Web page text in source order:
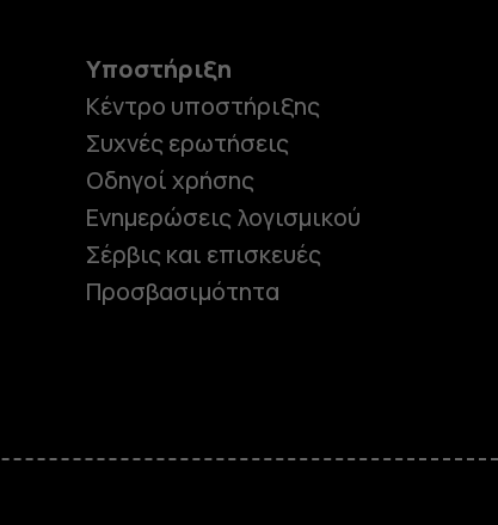
Υποστήριξη
Κέντρο υποστήριξης
Συχνές ερωτήσεις
Οδηγοί χρήσης
Ενημερώσεις λογισμικού
Σέρβις και επισκευές
Προσβασιμότητα